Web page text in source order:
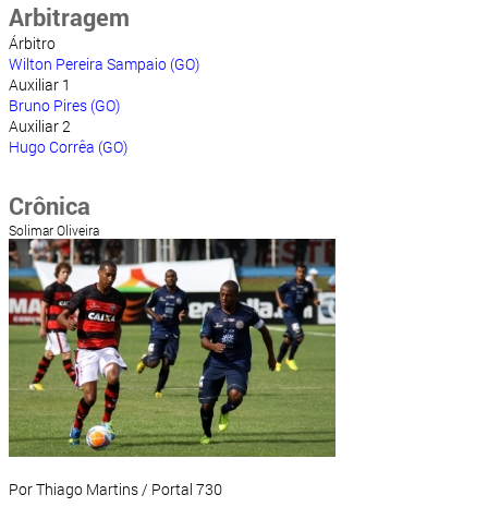
Arbitragem
Árbitro
Wilton Pereira Sampaio (GO)
Auxiliar 1
Bruno Pires (GO)
Auxiliar 2
Hugo Corrêa (GO)
Crônica
Solimar Oliveira
Por Thiago Martins / Portal 730